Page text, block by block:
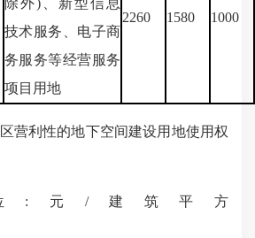
除外)、新型信息
技术服务、电子商
务服务等经营服务
项目用地
2260 1580 1000
利性的地下空间建设用地使用权
/建筑平方